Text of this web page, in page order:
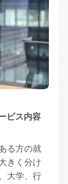
ビス内容
る方の就
きく分け
大学、行